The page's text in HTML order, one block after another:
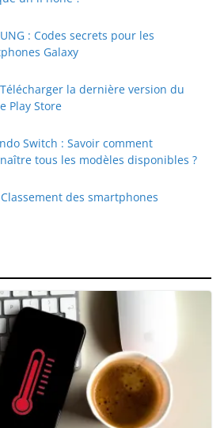
: Codes secrets pour les
Galaxy
Télécharger la dernière version du
Play Store
Switch : Savoir comment
tous les modèles disponibles ?
Classement des smartphones